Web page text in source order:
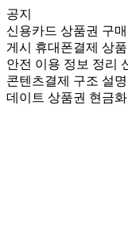
공지
신용카드 상품권 구
게시
휴대폰결제 상
안전 이용 정보 정리
콘텐츠결제 구조 설명
데이트 상품권 현금